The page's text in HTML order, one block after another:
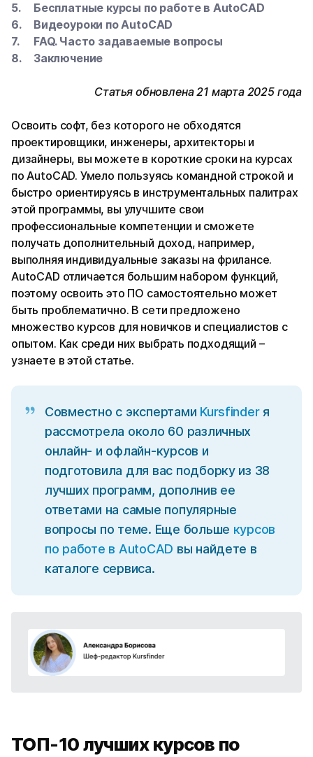
Бесплатные курсы по работе в AutoCAD
Видеоуроки по AutoCAD
FAQ. Часто задаваемые вопросы
Заключение
Статья обновлена 21 марта 2025 года
Освоить софт, без которого не обходятся
проектировщики, инженеры, архитекторы и
дизайнеры, вы можете в короткие сроки на курсах
по AutoCAD. Умело пользуясь командной строкой и
быстро ориентируясь в инструментальных палитрах
этой программы, вы улучшите свои
профессиональные компетенции и сможете
получать дополнительный доход, например,
выполняя индивидуальные заказы на фрилансе.
AutoCAD отличается большим набором функций,
поэтому освоить это ПО самостоятельно может
быть проблематично. В сети предложено
множество курсов для новичков и специалистов с
опытом. Как среди них выбрать подходящий –
узнаете в этой статье.
Совместно с экспертами Kursfinderя
рассмотрела около 60 различных
онлайн- и офлайн-курсов и
подготовила для вас подборку из 38
лучших программ, дополнив ее
ответами на самые популярные
вопросы по теме. Еще больше курсов
по работе в AutoCAD вы найдете в
каталоге сервиса.
ТОП-10 лучших курсов по